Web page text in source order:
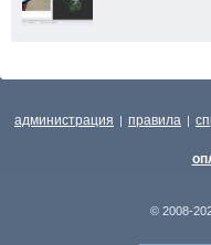
администрация | правила |
© 2008-